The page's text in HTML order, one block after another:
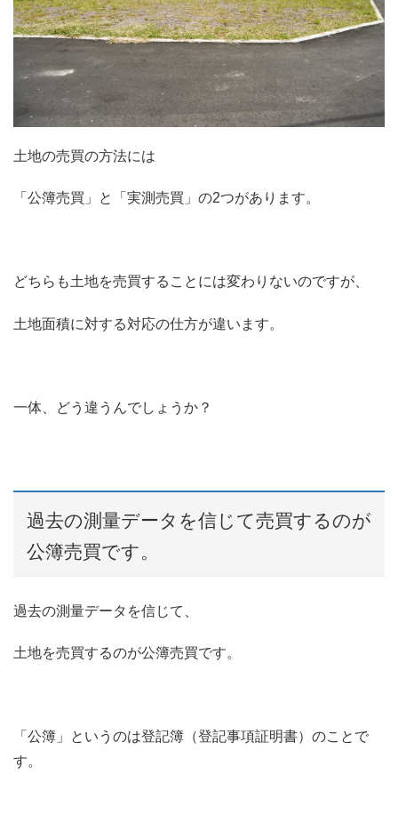
土地の売買の方法には
「公簿売買」と「実測売買」の2つがあります。
どちらも土地を売買することには変わりないのですが、
土地面積に対する対応の仕方が違います。
一体、どう違うんでしょうか？
過去の測量データを信じて売買するのが
公簿売買です。
過去の測量データを信じて、
土地を売買するのが公簿売買です。
「公簿」というのは登記簿（登記事項証明書）のことで
す。